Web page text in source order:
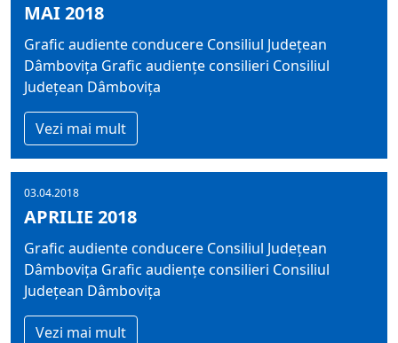
MAI 2018
Grafic audiente conducere Consiliul Județean
Dâmbovița Grafic audiențe consilieri Consiliul
Județean Dâmbovița
Vezi mai mult
03.04.2018
APRILIE 2018
Grafic audiente conducere Consiliul Județean
Dâmbovița Grafic audiențe consilieri Consiliul
Județean Dâmbovița
Vezi mai mult